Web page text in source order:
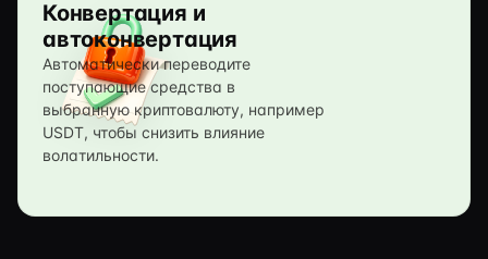
Конвертация и
автоконвертация
Автоматически переводите
поступающие средства в
выбранную криптовалюту, например
USDT, чтобы снизить влияние
волатильности.